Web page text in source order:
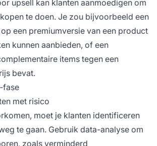
upsell kan klanten aanmoedigen om
te doen. Je zou bijvoorbeeld een
een premiumversie van een product
kunnen aanbieden, of een
items tegen een
bevat.
fase
met risico
moet je klanten identificeren
te gaan. Gebruik data-analyse om
zoals verminderd